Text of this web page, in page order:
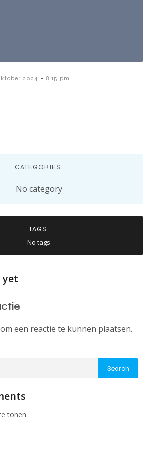
2024 - 8:15 pm
CATEGORIES:
No category
TAGS:
No tags
yet
om een reactie te kunnen plaatsen.
Search
tonen.